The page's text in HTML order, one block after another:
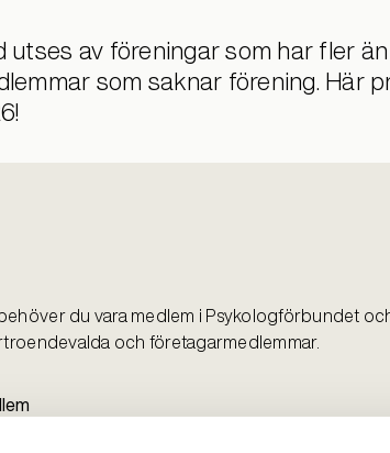
utses av föreningar som har fler
som saknar förening. Här
du vara medlem i Psykologförbundet
och företagarmedlemmar.